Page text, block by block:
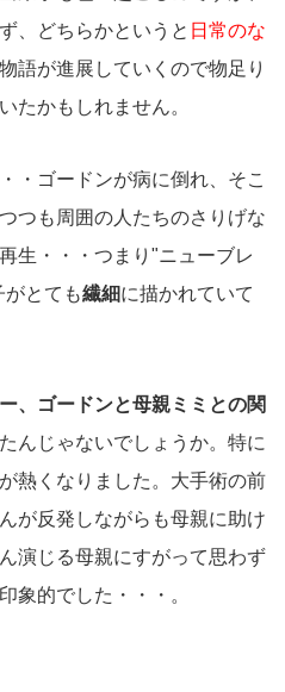
、どちらかというと 日常のな
語が進展していくので物足り
たかもしれません。
・ゴードンが病に倒れ、そこ
つも周囲の人たちのさりげな
生・・・つまり"ニューブレ
とても繊細に描かれていて
、ゴードンと母親ミミとの関
んじゃないでしょうか。特に
熱くなりました。大手術の前
が反発しながらも母親に助け
演じる母親にすがって思わず
象的でした・・・。